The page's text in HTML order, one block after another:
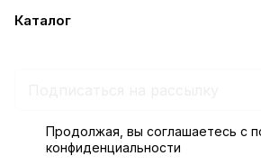
Каталог
Продолжая, вы соглашаетесь с
конфиденциальности